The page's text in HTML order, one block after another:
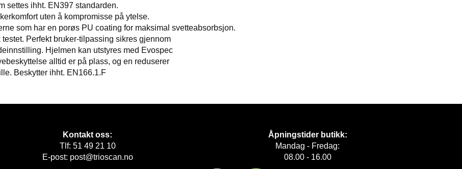
settes ihht. EN397 standarden.
uten å kompromisse på ytelse.
som har en porøs PU coating for maksimal svetteabsorbsjon.
Perfekt bruker-tilpassing sikres gjennom
Hjelmen kan utstyres med Evospec
alltid er på plass, og en reduserer
Beskytter ihht. EN166.1.F
Kontakt oss:
Tlf: 51 49 21 10
E-post: post@trioscan.no
Åpningstider butikk:
Mandag - Fredag:
08.00 - 16.00